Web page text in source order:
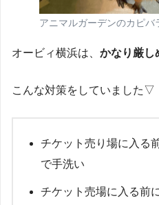
アニマルガーデンのカピバ
オービィ横浜は、 かなり厳し
こんな対策をしていました▽
チケット売り場に入る
で手洗い
チケット売場に入る前